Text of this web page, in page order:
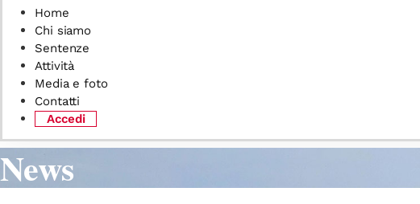
Home
Chi siamo
Sentenze
Attività
Media e foto
Contatti
Accedi
News